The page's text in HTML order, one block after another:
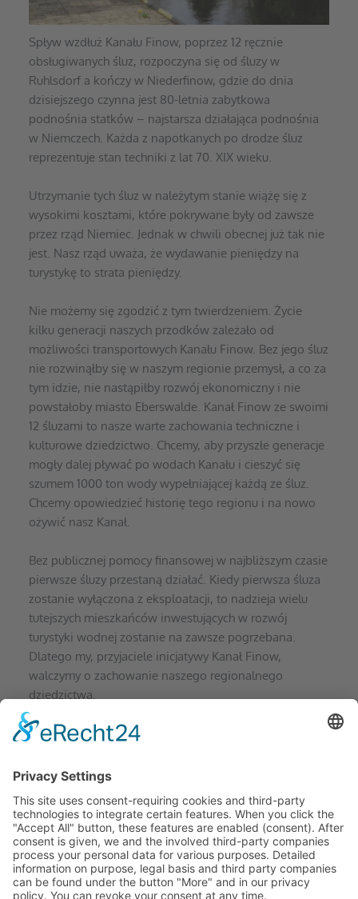
Spływ wzdłuż Kanału Finow, poprzez 12 ręcznie
obsługiwanych śluz, rozpoczyna się od śluzy w
Ruhlsdorf a kończy w Niederfinow, gdzie do dnia
dzisiejszego czynna jest 80-letnia zabytkowa
podnośnia statków – najstarsza działająca podnośnia
w Niemczech. Każda z napotkanych po drodze śluz
reprezentuje stan techniki z lat 70. XIX wieku.
Utrzymanie tych śluz w należytym stanie wiążę się z
wysokimi kosztami, które pokrywane były od zawsze
przez rząd Niemiec. Jednak w chwili obecnej już tak nie
jest. Nasz rząd uważa, że wydawanie pieniędzy na
turystykę to strata pieniędzy.
Nie możemy się zgodzić z tym twierdzeniem. Życie
kilku generacji naszych przodków zależało od
możliwości transportowych Kanału Finow. Bez jego śluz
nie rozwinąłby się w naszym regionie przemysł, a co za
tym idzie, nie nastąpiłby rozwój ekonomiczny i nie
powstałoby miasto Eberswalde. Kanał Finow ze swoimi
12 śluzami to nasze warte zachowania techniczne i
kulturowe dziedzictwo. Chcemy, aby przyszłe generacje
mogły dalej pływać po wodach Kanału i cieszyć się
szumem 1000 ton wody wypełniającej każdą ze śluz.
Chcemy opowiedzieć historię tego regionu i na nowo
ożywić nasz Kanał.
Bez publicznej pomocy finansowej w najbliższym czasie
pierwsze śluzy przestaną działać. Kiedy pierwsza śluza
zostanie wyłączona z eksploatacji, to nadzieja wielu
tutejszych mieszkańców inwestujących w rozwój
turystyki wodnej zostanie na zawsze pogrzebana.
Dlatego my, przyjaciele inicjatywy Kanał Finow,
walczymy o zachowanie naszego regionalnego
dziedzictwa.